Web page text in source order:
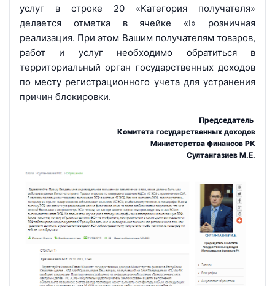
услуг в строке 20 «Категория получателя»
делается отметка в ячейке «I» розничная
реализация. При этом Вашим получателям товаров,
работ и услуг необходимо обратиться в
территориальный орган государственных доходов
по месту регистрационного учета для устранения
причин блокировки.
Председатель
Комитета государственных доходов
Министерства финансов РК
Султангазиев М.Е.